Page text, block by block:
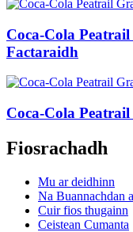
Coca-Cola
Factaraidh
Coca-Cola
Fiosrachadh
Mu ar deidhinn
Na Buannachdan
Cuir fios thugainn
Ceistean Cumanta